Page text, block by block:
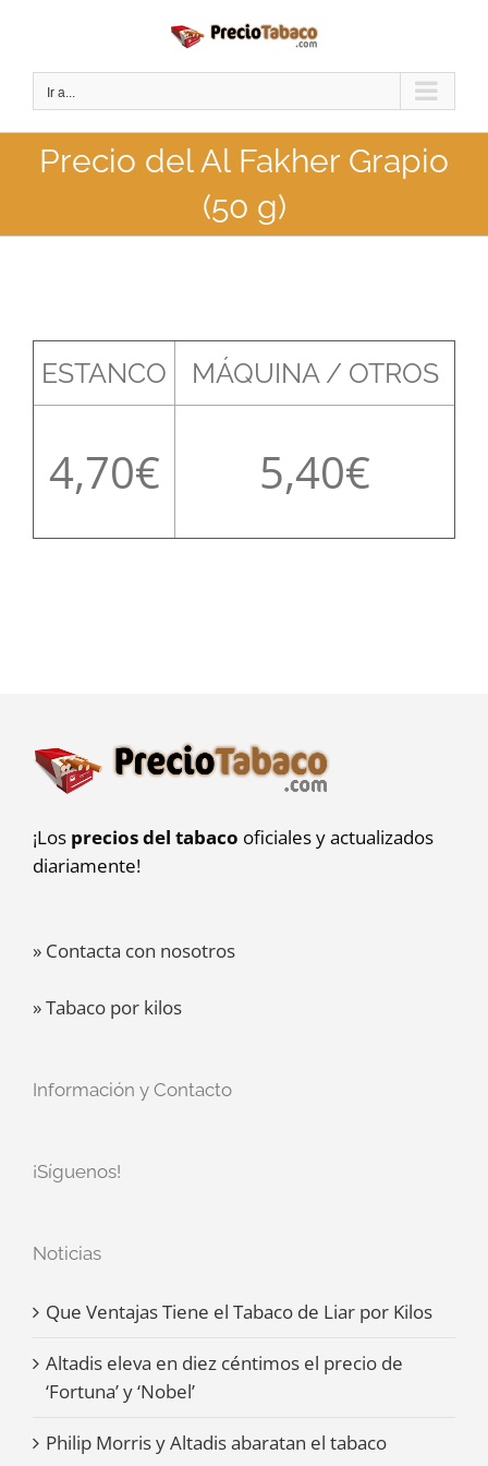
contenido
Ir a...
Precio del Al Fakher Grapio
(50 g)
ESTANCO MÁQUINA / OTROS
4,70 5,40
¡Los precios del tabaco oficiales y actualizados
diariamente!
» Contacta con nosotros
» Tabaco por kilos
Información y Contacto
¡Síguenos!
Noticias
Que Ventajas Tiene el Tabaco de Liar por Kilos
Altadis eleva en diez céntimos el precio de
‘Fortuna’ y ‘Nobel’
Philip Morris y Altadis abaratan el tabaco